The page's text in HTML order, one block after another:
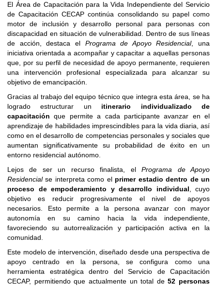
El Área de Capacitación para la Vida Independiente del Servicio
de Capacitación CECAP continúa consolidando su papel como
motor de inclusión y desarrollo personal para personas con
discapacidad en situación de vulnerabilidad. Dentro de sus líneas
de acción, destaca el Programa de Apoyo Residencial, una
iniciativa orientada a acompañar y capacitar a aquellas personas
que, por su perfil de necesidad de apoyo permanente, requieren
una intervención profesional especializada para alcanzar su
objetivo de emancipación.
Gracias al trabajo del equipo técnico que integra esta área, se ha
logrado estructurar un itinerario individualizado de
capacitación que permite a cada participante avanzar en el
aprendizaje de habilidades imprescindibles para la vida diaria, así
como en el desarrollo de competencias personales y sociales que
aumentan significativamente su probabilidad de éxito en un
entorno residencial autónomo.
Lejos de ser un recurso finalista, elPrograma de Apoyo
Residencialse interpreta como el primer estadio dentro de un
proceso de empoderamiento y desarrollo individual, cuyo
objetivo es reducir progresivamente el nivel de apoyos
necesarios. Esto permite a la persona avanzar con mayor
autonomía en su camino hacia la vida independiente,
favoreciendo su autorrealización y participación activa en la
comunidad.
Este modelo de intervención, diseñado desde una perspectiva de
apoyo centrado en la persona, se configura como una
herramienta estratégica dentro del Servicio de Capacitación
CECAP, permitiendo que actualmente un total de52 personas